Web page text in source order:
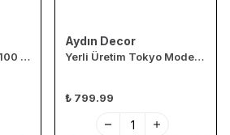
Gümüş Kesesi No:4 (100 Adet)
Aydın Decor
Yerli Üretim Tokyo Model Süet Kumaş Füme 34/24 Cm Yastıklı Çekmece Içi Yastıklı Saat Ve Takı Kutusu
₺ 799.99